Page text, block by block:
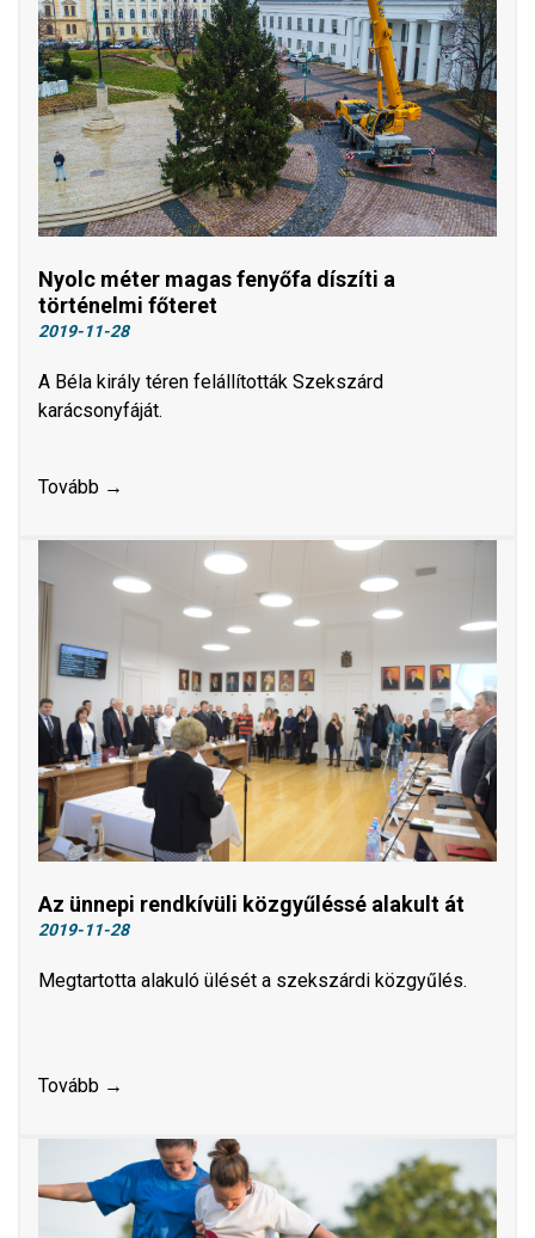
Nyolc méter magas fenyőfa díszíti a
történelmi főteret
2019-11-28
A Béla király téren felállították Szekszárd
karácsonyfáját.
Tovább →
Az ünnepi rendkívüli közgyűléssé alakult át
2019-11-28
Megtartotta alakuló ülését a szekszárdi közgyűlés.
Tovább →